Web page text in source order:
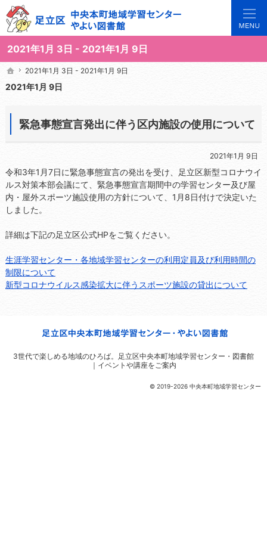
2021年1月 3日 - 2021年1月 9日
3世代で楽しめる地域のひろば。当サイトでは地域の講座や施設をご案内しています。
足立区中央本町地域学習センターや図書館の総合案内サイト
ホーム
2021年1月 3日 - 2021年1月 9日
2021年1月 9日
緊急事態宣言発出に伴う区内施設の使用について
2021年1月 9日
令和3年1月7日に緊急事態宣言の発出を受け、足立区新型コロナウイ
ルス対策本部会議にて、緊急事態宣言期間中の学習センター及び屋
内・屋外スポーツ施設使用の方針について、1月8日付けで決定いた
しました。
詳細は下記の足立区公式HPをご覧ください。
生涯学習センター・各地域学習センターの利用定員及び利用時間の
制限について
新型コロナウイルス感染拡大に伴うスポーツ施設の貸出について
ホーム
2021年1月 3日 - 2021年1月 9日
© 2019-2026 中央本町地域学習センター
3世代で楽しめる地域のひろば。
足立区中央本町地域学習センター・図書館
｜イベントや講座をご案内